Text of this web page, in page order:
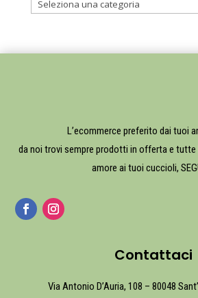
L’ecommerce preferito dai tuoi
da noi trovi sempre prodotti in offerta e tutte
amore ai tuoi cuccioli,
Contattaci
Via Antonio D’Auria, 108 – 80048